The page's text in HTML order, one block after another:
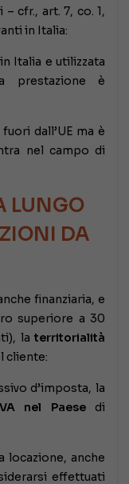
cfr., art. 7, co. 1,
in Italia:
Italia e utilizzata
prestazione è
dall’UE ma è
nel campo di
LUNGO
DA
finanziaria, e
superiore a 30
la territorialità
cliente:
d’imposta, la
nel Paesedi
locazione, anche
effettuati